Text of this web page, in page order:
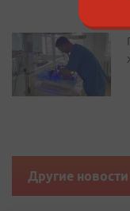
Другие новости